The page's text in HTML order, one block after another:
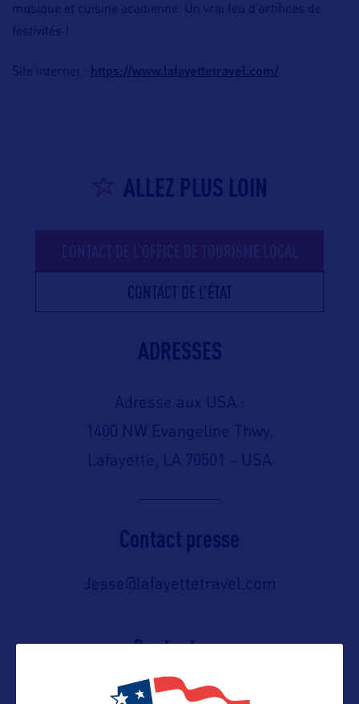
musique et cuisine acadienne. Un vrai feu d’artifices de
festivités !
Site internet : https://www.lafayettetravel.com/
ALLEZ PLUS LOIN
CONTACT DE L'ÉTAT
ADRESSES
Adresse aux USA :
1400 NW Evangeline Thwy.
Lafayette, LA 70501 – USA
Contact presse
Jesse@lafayettetravel.com
Contact pro
eugenie@lafayettetravel.com